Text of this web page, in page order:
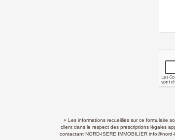
« Les informations recueillies sur ce formulaire
client dans le respect des prescriptions légales
contactant NORD-ISERE IMMOBILIER